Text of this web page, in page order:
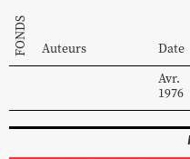
FONDS Auteurs Date
Avr.
1976